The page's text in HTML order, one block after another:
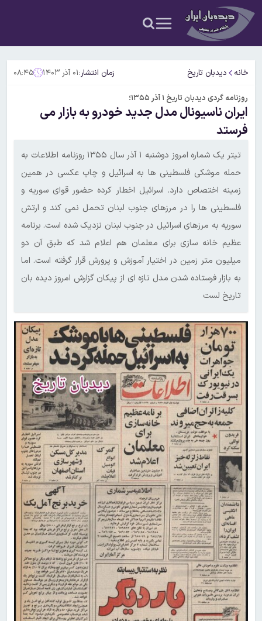
خانه دیدبان تاریخ زمان انتشار:۰۱ آذر ۱۴۰۳ ۰۸:۴۵
روزنامه گردی دیدبان تاریخ ۱ آذر ۱۳۵۵؛
ایران ناسیونال مدل جدید خودرو به بازار می
فرستد
تیتر یک شماره امروز دوشنبه ۱ آذر سال ۱۳۵۵ روزنامه اطلاعات به
حمله موشکی فلسطینی ها به اسرائیل و چاپ‌ عکسی در همین
زمینه اختصاص دارد. اسرائیل اخطار کرده حضور قوای سوریه و
فلسطینی ها را در مرزهای جنوب لبنان تحمل نمی کند و ارتش
سوریه به مرزهای اسرائیل در جنوب لبنان نزدیک شده است. برنامه
عظیم خانه سازی برای معلمان هم اعلام‌ شد که طبق آن دو
میلیون متر زمین در اختیار آموزش و پرورش قرار گرفته است. اما
به بازار فرستاده شدن مدل تازه ای از پیکان گزارش امروز دیده بان
تاریخ لست